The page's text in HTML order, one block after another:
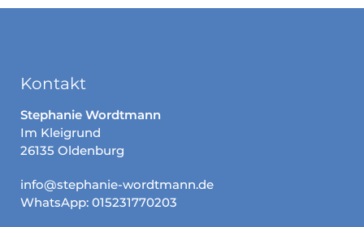
Kontakt
Stephanie Wordtmann
Im Kleigrund
26135 Oldenburg
info@stephanie-wordtmann.de
WhatsApp: 015231770203